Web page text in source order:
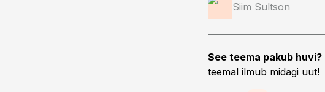
Siim Sultson
See teema pakub huvi?
teemal ilmub midagi uut!